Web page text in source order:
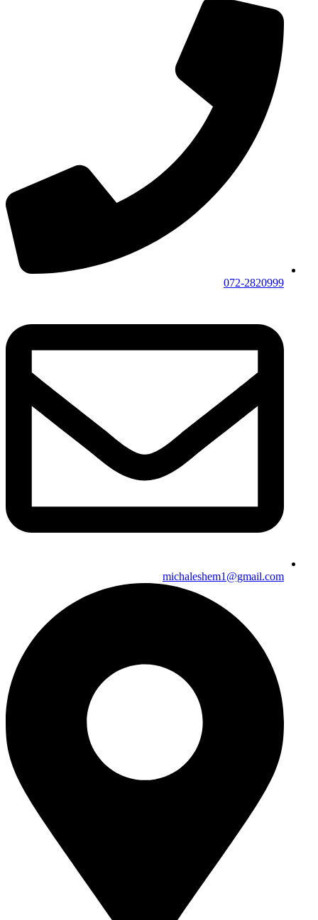
072-2820999
michaleshem1@gmail.com